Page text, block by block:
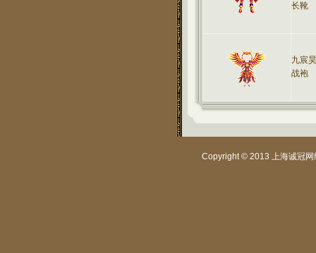
长靴
九宸
战袍
Copyright © 2013 上海诚冠